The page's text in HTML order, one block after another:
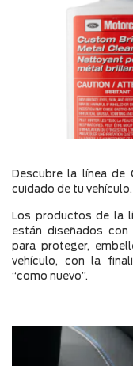
Químicos
Refrigerantes
Ver todos los
Descubre la línea
cuidado de tu vehículo.
Los productos de la
están diseñados
para proteger,
vehículo, con la
“como nuevo”.